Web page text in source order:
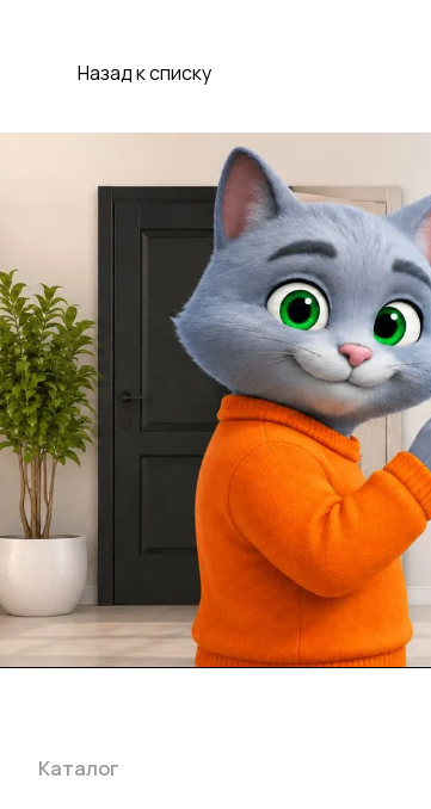
Назад к списку
Каталог